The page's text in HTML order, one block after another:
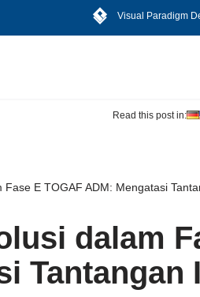
Visual Paradigm
Read this post in:
Fase E TOGAF ADM: Mengatasi
dalam
Tantangan